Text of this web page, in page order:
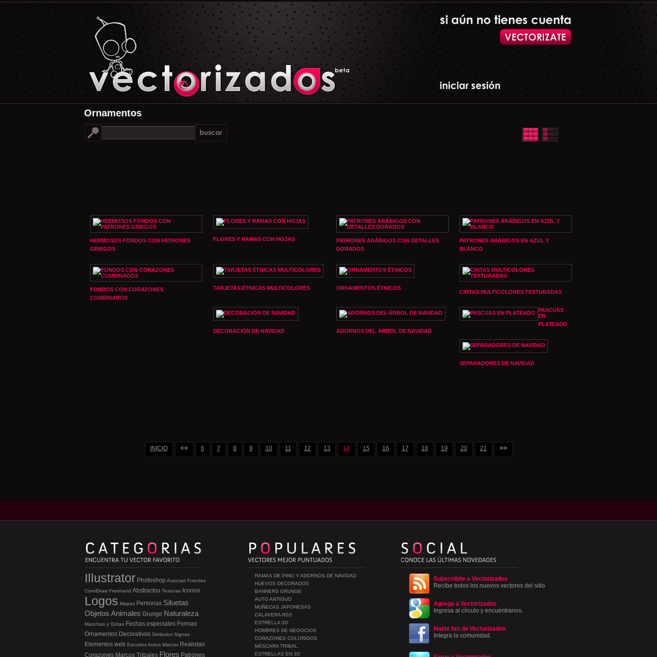
Ornamentos
HERMOSOS FONDOS CON PATRONES
GRIEGOS
FLORES Y RAMAS CON HOJAS
PATRONES ARÁBIGOS CON DETALLES
DORADOS
PATRONES ARÁBIGOS EN AZUL Y
BLANCO
FONDOS CON CORAZONES
COMBINADOS
TARJETAS ÉTNICAS MULTICOLORES ORNAMENTOS ÉTNICOS
CINTAS MULTICOLORES TEXTURADAS
DECORACIÓN DE NAVIDAD ADORNOS DEL ÁRBOL DE NAVIDAD
PASCUAS
EN
PLATEADO
SEPARADORES DE NAVIDAD
INICIO << 6 7 8 9 10 11 12 13 14 15 16 17 18 19 20 21 >>
Subscribite a Vectorizados
Recibe todos los nuevos vectores del sitio
Agrega a Vectorizados
Ingresa al círculo y encuéntranos.
Hazte fan de Vectorizados
Integra la comunidad.
RAMAS DE PINO Y ADORNOS DE NAVIDAD
HUEVOS DECORADOS
BANNERS GRUNGE
AUTO ANTIGUO
MUÑECAS JAPONESAS
CALAVERA RSS
ESTRELLA 3D
HOMBRES DE NEGOCIOS
CORAZONES COLORIDOS
MÁSCARA TRIBAL
ESTRELLAS EN 3D
Illustrator Photoshop Autocad Fuentes
CorelDraw Freehand Abstractos Texturas Iconos
Logos Mapas Personas Siluetas
Objetos Animales Grunge Naturaleza
Manchas y Gotas Fechas especiales Formas
Ornamentos Decorativos Simbolos Signos
Elementos web EscudosAutos Marcas Realistas
Corazones Marcos Tribales Flores Patrones